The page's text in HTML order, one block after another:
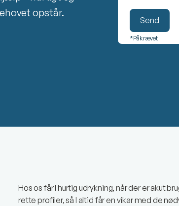
opstår.
*Påkrævet
Hos os får I hurtig udrykning, når der er akut
rette profiler, så I altid får en vikar med de